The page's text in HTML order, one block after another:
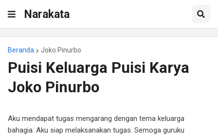
Narakata
Beranda Joko Pinurbo
Puisi Keluarga Puisi Karya
Joko Pinurbo
Aku mendapat tugas mengarang dengan tema keluarga
bahagia. Aku siap melaksanakan tugas. Semoga guruku